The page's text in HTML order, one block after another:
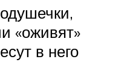
«оживят»
в него